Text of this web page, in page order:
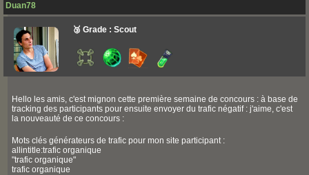
Duan78
🥉 Grade : Scout
Hello les amis, c'est mignon cette première semaine de concours : à base de
tracking des participants pour ensuite envoyer du trafic négatif : j'aime, c'est
la nouveauté de ce concours :
Mots clés générateurs de trafic pour mon site participant :
allintitle:trafic organique
"trafic organique"
trafic organique